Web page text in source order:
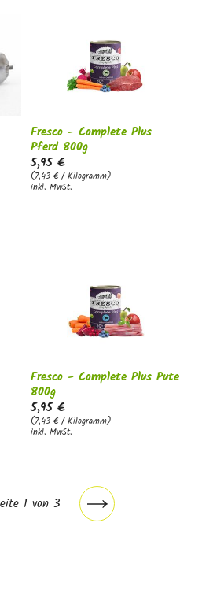
Fresco - Complete Plus
Pferd 800g
5,95 €
(7,43 € / Kilogramm)
inkl. MwSt.
Fresco - Complete Plus Pute
800g
5,95 €
(7,43 € / Kilogramm)
inkl. MwSt.
1 von 3
Nächste